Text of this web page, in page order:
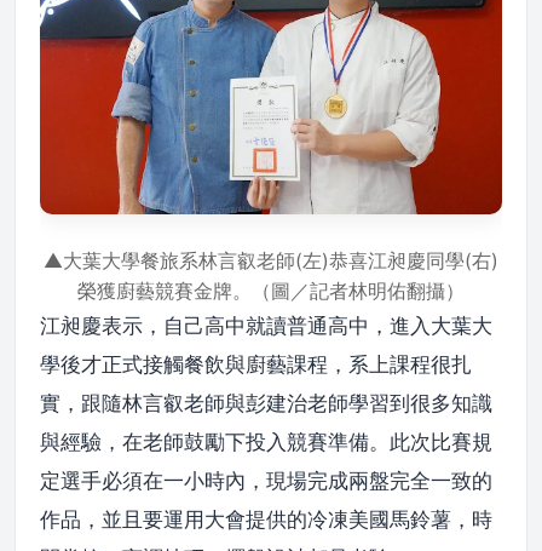
▲大葉大學餐旅系林言叡老師(左)恭喜江昶慶同學(右)
榮獲廚藝競賽金牌。（圖／記者林明佑翻攝）
江昶慶表示，自己高中就讀普通高中，進入大葉大
學後才正式接觸餐飲與廚藝課程，系上課程很扎
實，跟隨林言叡老師與彭建治老師學習到很多知識
與經驗，在老師鼓勵下投入競賽準備。此次比賽規
定選手必須在一小時內，現場完成兩盤完全一致的
作品，並且要運用大會提供的冷凍美國馬鈴薯，時